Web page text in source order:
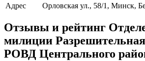
Адрес
Орловская ул., 58/1, Минск,
Отзывы и рейтинг
милиции
РОВД Центрального